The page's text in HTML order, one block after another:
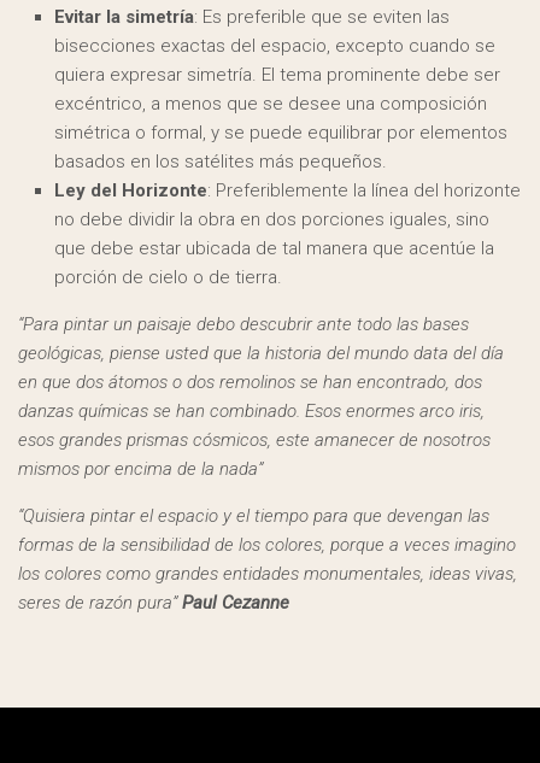
Evitar la simetría: Es preferible que se eviten las
bisecciones exactas del espacio, excepto cuando se
quiera expresar simetría. El tema prominente debe ser
excéntrico, a menos que se desee una composición
simétrica o formal, y se puede equilibrar por elementos
basados en los satélites más pequeños.
Ley del Horizonte: Preferiblemente la línea del horizonte
no debe dividir la obra en dos porciones iguales, sino
que debe estar ubicada de tal manera que acentúe la
porción de cielo o de tierra.
“Para pintar un paisaje debo descubrir ante todo las bases
geológicas, piense usted que la historia del mundo data del día
en que dos átomos o dos remolinos se han encontrado, dos
danzas químicas se han combinado. Esos enormes arco iris,
esos grandes prismas cósmicos, este amanecer de nosotros
mismos por encima de la nada”
“Quisiera pintar el espacio y el tiempo para que devengan las
formas de la sensibilidad de los colores, porque a veces imagino
los colores como grandes entidades monumentales, ideas vivas,
seres de razón pura” Paul Cezanne